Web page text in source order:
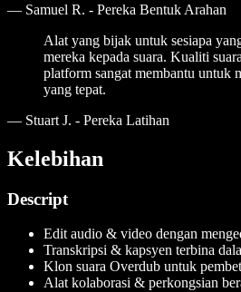
— Samuel R. - Pereka Bentuk Arahan
Alat yang bijak untuk sesiapa
mereka kepada suara. Kualiti
platform sangat membantu untuk
yang tepat.
— Stuart J. - Pereka Latihan
Kelebihan
Descript
Edit audio & video dengan
Transkripsi & kapsyen terbina
Klon suara Overdub untuk
Alat kolaborasi & perkongsian